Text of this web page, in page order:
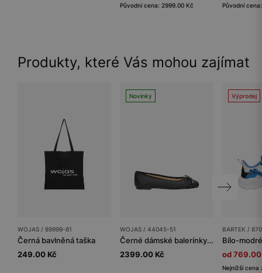
Původní cena: 2999.00 Kč
Původní
Produkty, které Vás mohou zajímat
WOJAS / 89999-81
Černá bavlněná taška
249.00 Kč
Novinky
WOJAS / 44045-51
Černé dámské balerínky z pletené kůže
2399.00 Kč
Výprodej
BARTEK /
od 769.00
Nejnižší cena